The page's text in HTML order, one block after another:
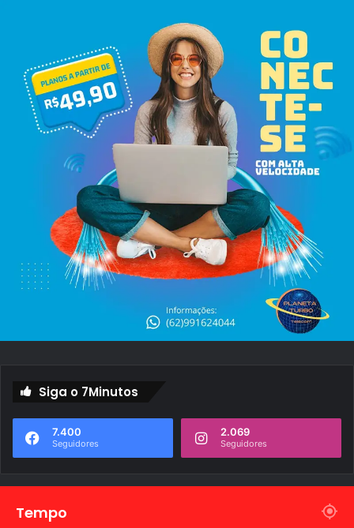
Siga o 7Minutos
7.400
Seguidores
2.069
Seguidores
Tempo